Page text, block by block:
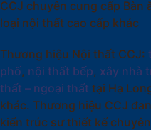
CCJ chuyên cung cấp Bàn
loại nội thất cao cấp khác
Thương hiệu Nội thất CCJ:
phố, nội thất bếp, xây nhà
thất – ngoại thất tại Hạ
khác. Thương hiệu CCJ
kiến trúc sư thiết kế